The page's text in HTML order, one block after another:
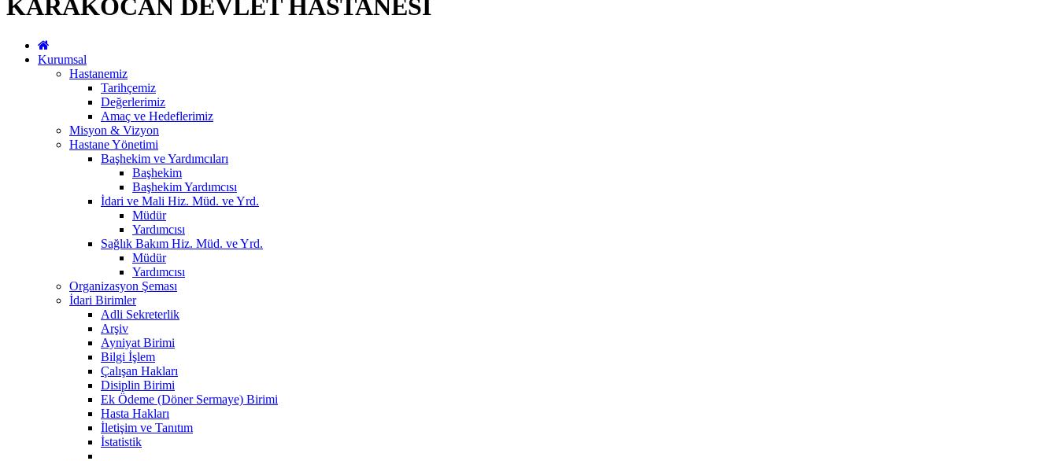
KARAKOCAN DEVLET HASTANESİ
Kurumsal
Hastanemiz
Tarihçemiz
Değerlerimiz
Amaç ve Hedeflerimiz
Misyon & Vizyon
Hastane Yönetimi
Başhekim ve Yardımcıları
Başhekim
Başhekim Yardımcısı
İdari ve Mali Hiz. Müd. ve Yrd.
Müdür
Yardımcısı
Sağlık Bakım Hiz. Müd. ve Yrd.
Müdür
Yardımcısı
Organizasyon Şeması
İdari Birimler
Adli Sekreterlik
Arşiv
Ayniyat Birimi
Bilgi İşlem
Çalışan Hakları
Disiplin Birimi
Ek Ödeme (Döner Sermaye) Birimi
Hasta Hakları
İletişim ve Tanıtım
İstatistik